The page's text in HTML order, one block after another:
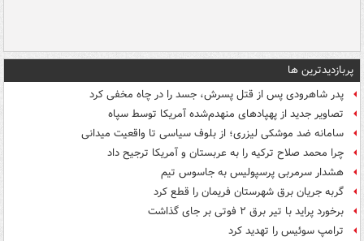
پربازدیدترین ها
پدر شاهرودی پس از قتل پسرش، جسد را در چاه مخفی کرد
تصاویر جدید از پهپادهای منهدم‌شده آمریکا توسط سپاه
سامانه ضد موشکی لیزری؛ از بلوف سیاسی تا واقعیت میدانی
چرا محمد صلاح ترکیه را به عربستان و آمریکا ترجیح داد
هشدار سرمربی پرسپولیس به جاسوس تیم
گربه جریان برق شهرستان فریمان را قطع کرد
برخورد پراید با تیر برق ۲ فوتی بر جای گذاشت
ترامپ سوئیس را تهدید کرد